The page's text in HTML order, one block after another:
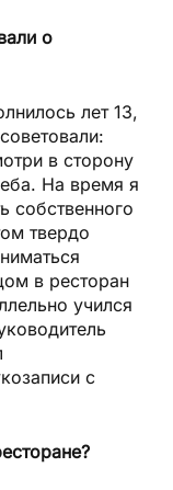
о
лет 13,
в сторону
На время я
собственного
твердо
в ресторан
учился
с